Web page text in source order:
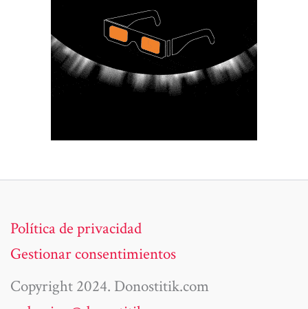
Política de privacidad
Gestionar consentimientos
Copyright 2024. Donostitik.com